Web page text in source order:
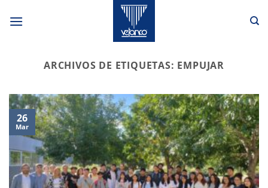
ARCHIVOS DE ETIQUETAS: EMPUJAR
26
Mar